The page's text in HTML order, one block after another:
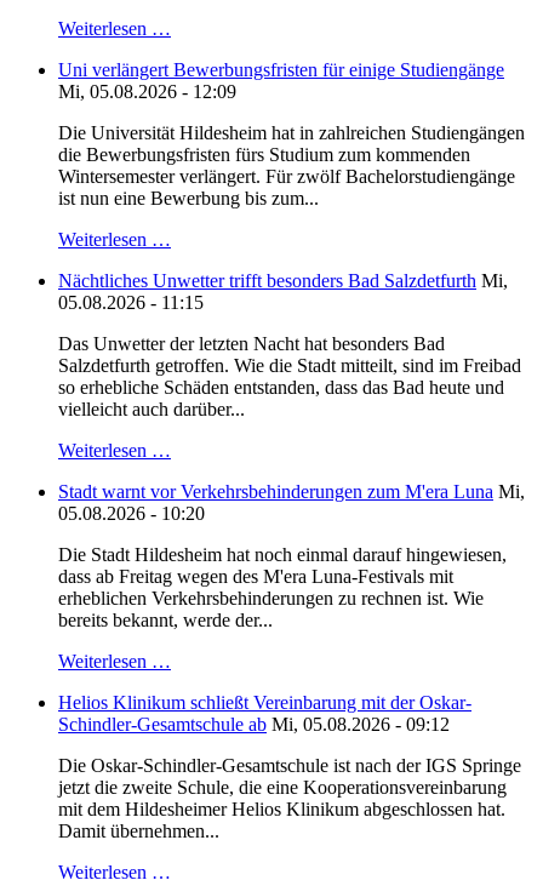
Weiterlesen …
Uni verlängert Bewerbungsfristen für einige Studiengänge
Mi, 05.08.2026 - 12:09
Die Universität Hildesheim hat in zahlreichen Studiengängen
die Bewerbungsfristen fürs Studium zum kommenden
Wintersemester verlängert. Für zwölf Bachelorstudiengänge
ist nun eine Bewerbung bis zum...
Weiterlesen …
Nächtliches Unwetter trifft besonders Bad Salzdetfurth Mi,
05.08.2026 - 11:15
Das Unwetter der letzten Nacht hat besonders Bad
Salzdetfurth getroffen. Wie die Stadt mitteilt, sind im Freibad
so erhebliche Schäden entstanden, dass das Bad heute und
vielleicht auch darüber...
Weiterlesen …
Stadt warnt vor Verkehrsbehinderungen zum M'era Luna Mi,
05.08.2026 - 10:20
Die Stadt Hildesheim hat noch einmal darauf hingewiesen,
dass ab Freitag wegen des M'era Luna-Festivals mit
erheblichen Verkehrsbehinderungen zu rechnen ist. Wie
bereits bekannt, werde der...
Weiterlesen …
Helios Klinikum schließt Vereinbarung mit der Oskar-
Schindler-Gesamtschule ab Mi, 05.08.2026 - 09:12
Die Oskar-Schindler-Gesamtschule ist nach der IGS Springe
jetzt die zweite Schule, die eine Kooperationsvereinbarung
mit dem Hildesheimer Helios Klinikum abgeschlossen hat.
Damit übernehmen...
Weiterlesen …